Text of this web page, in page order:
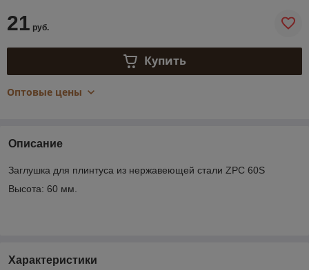
21 руб.
Купить
Оптовые цены
Описание
Заглушка для плинтуса из нержавеющей стали ZPC 60S
Высота: 60 мм.
Характеристики